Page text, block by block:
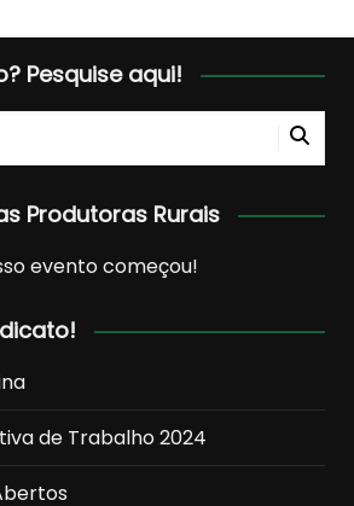
Pesquise aqui!
Produtoras Rurais
evento começou!
de Trabalho 2024